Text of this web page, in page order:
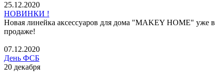
25.12.2020
НОВИНКИ !
Новая линейка аксессуаров для дома "MAKEY HOME" уже в
продаже!
07.12.2020
День ФСБ
20 декабря